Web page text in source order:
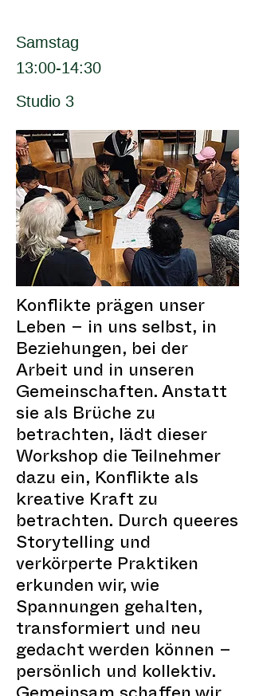
Samstag
13:00-14:30
Studio 3
Konflikte prägen unser
Leben – in uns selbst, in
Beziehungen, bei der
Arbeit und in unseren
Gemeinschaften. Anstatt
sie als Brüche zu
betrachten, lädt dieser
Workshop die Teilnehmer
dazu ein, Konflikte als
kreative Kraft zu
betrachten. Durch queeres
Storytelling und
verkörperte Praktiken
erkunden wir, wie
Spannungen gehalten,
transformiert und neu
gedacht werden können –
persönlich und kollektiv.